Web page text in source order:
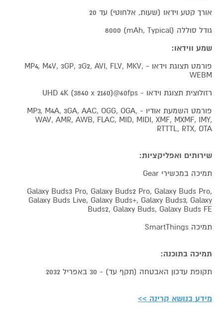
אורך קטע וידאו (שעות, אלחוטי) עד 20
גודל סוללה (mAh, Typical) 8000
שמע ווידאו:
פורמט תצוגת וידאו - MP4, M4V, 3GP, 3G2, AVI, FLV, MKV,
WEBM
רזולוצית תצוגת וידאו - UHD 4K (3840 x 2160)@60fps
פורמט השמעת אודיו - MP3, M4A, 3GA, AAC, OGG, OGA,
WAV, AMR, AWB, FLAC, MID, MIDI, XMF, MXMF, IMY,
RTTTL, RTX, OTA
שירותים ואפליקציות:
תמיכה במכשירי Gear
Galaxy Buds3 Pro, Galaxy Buds2 Pro, Galaxy Buds Pro,
Galaxy Buds Live, Galaxy Buds+, Galaxy Buds3, Galaxy
Buds2, Galaxy Buds, Galaxy Buds FE
תמיכה SmartThings
תמיכה בתוכנה:
תקופת עדכון האבטחה (תקף עד) - 30 באפריל 2032
מידע בנושא קרינה >>